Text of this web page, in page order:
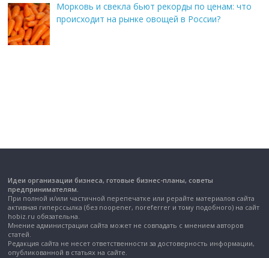
Морковь и свекла бьют рекорды по ценам: что
происходит на рынке овощей в России?
Идеи организации бизнеса, готовые бизнес-планы, советы
предпринимателям.
При полной и/или частичной перепечатке или рерайте материалов сайта
активная гиперссылка (без noopener, noreferrer и тому подобного) на сайт
hobiz.ru обязательна.
Мнение администрации сайта может не совпадать с мнением авторов
статей.
Редакция сайта не несет ответственности за достоверность информации,
опубликованной в статьях на сайте.